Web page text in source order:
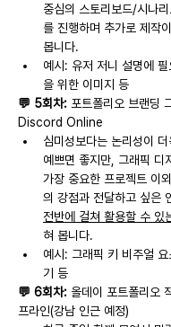
중심의 스토리보드/시나
를 진행하며 추가로 제작
봅니다.
예시: 유저 저니 설명에
을 위한 이미지 등
💬 5회차: 포트폴리오 브랜
Discord Online
심미성보다는 논리성이
예쁘면 좋지만, 그래픽 디
가장 중요한 프로젝트 이
의 강점과 전달하고 싶은
전반에 걸쳐 활용할 수 있
혀 봅니다.
예시: 그래픽 키 비주얼
기 등
💬 6회차: 올데이 포트폴리
프라인(강남 인근 예정)